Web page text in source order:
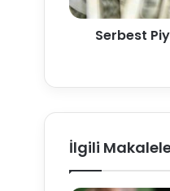
Serbest
İlgili